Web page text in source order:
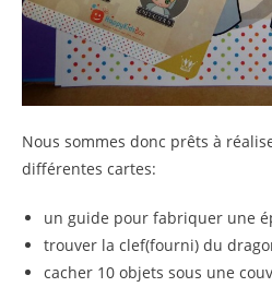
Nous sommes donc prêts à
différentes cartes:
un guide pour fabriquer une
trouver la clef(fourni) du
cacher 10 objets sous une